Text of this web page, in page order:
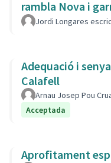
rambla Nova i
Jordi Longares
Adequació i
Calafell
Arnau Josep Pou
Acceptada
Aprofitament